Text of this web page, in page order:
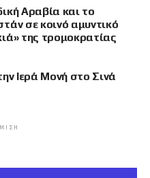
Αραβία και το
σε κοινό αμυντικό
της τρομοκρατίας
Ιερά Μονή στο Σινά